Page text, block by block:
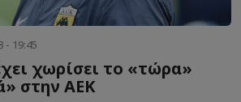
- 19:45
χωρίσει το «τώρα»
στην ΑΕΚ